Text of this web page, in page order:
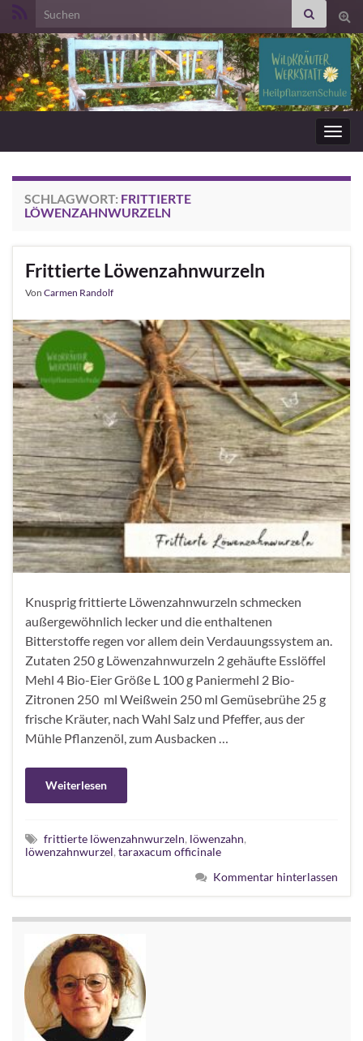
Search for:
SCHLAGWORT: FRITTIERTE
LÖWENZAHNWURZELN
Frittierte Löwenzahnwurzeln
Von Carmen Randolf
Knusprig frittierte Löwenzahnwurzeln schmecken
außergewöhnlich lecker und die enthaltenen
Bitterstoffe regen vor allem dein Verdauungssystem an.
Zutaten 250 g Löwenzahnwurzeln 2 gehäufte Esslöffel
Mehl 4 Bio-Eier Größe L 100 g Paniermehl 2 Bio-
Zitronen 250 ml Weißwein 250 ml Gemüsebrühe 25 g
frische Kräuter, nach Wahl Salz und Pfeffer, aus der
Mühle Pflanzenöl, zum Ausbacken …
Weiterlesen
frittierte löwenzahnwurzeln, löwenzahn,
löwenzahnwurzel, taraxacum officinale
Kommentar hinterlassen